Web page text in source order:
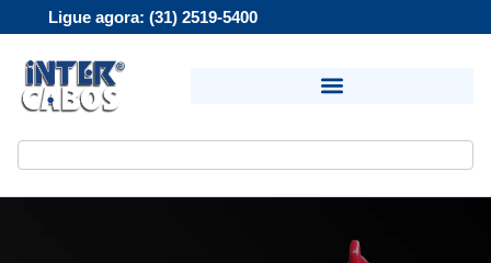
Ligue agora: (31) 2519-5400